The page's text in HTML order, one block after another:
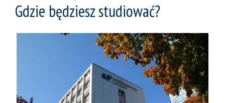
Gdzie będziesz studiować?